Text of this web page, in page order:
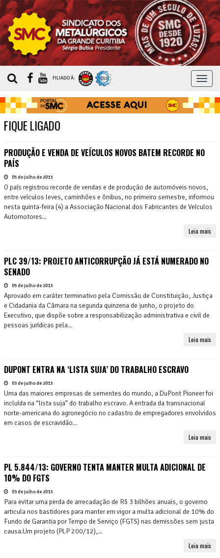
MENU
FILIADO À:
FIQUE LIGADO
PRODUÇÃO E VENDA DE VEÍCULOS NOVOS BATEM RECORDE NO
PAÍS
05 de julho de 2013
O país registrou recorde de vendas e de produção de automóveis novos,
entre veículos leves, caminhões e ônibus, no primeiro semestre, informou
nesta quinta-feira (4) a Associação Nacional dos Fabricantes de Veículos
Automotores...
Leia mais
PLC 39/13: PROJETO ANTICORRUPÇÃO JÁ ESTÁ NUMERADO NO
SENADO
05 de julho de 2013
Aprovado em caráter terminativo pela Comissão de Constituição, Justiça
e Cidadania da Câmara na segunda quinzena de junho, o projeto do
Executivo, que dispõe sobre a responsabilização administrativa e civil de
pessoas jurídicas pela...
Leia mais
DUPONT ENTRA NA ‘LISTA SUJA’ DO TRABALHO ESCRAVO
03 de julho de 2013
Uma das maiores empresas de sementes do mundo, a DuPont Pioneer foi
incluída na “lista suja” do trabalho escravo. A entrada da transnacional
norte-americana do agronegócio no cadastro de empregadores envolvidos
em casos de escravidão...
Leia mais
PL 5.844/13: GOVERNO TENTA MANTER MULTA ADICIONAL DE
10% DO FGTS
03 de julho de 2013
Para evitar uma perda de arrecadação de R$ 3 bilhões anuais, o governo
articula nos bastidores para manter em vigor a multa adicional de 10% do
Fundo de Garantia por Tempo de Serviço (FGTS) nas demissões sem justa
causa.Um projeto (PLP 200/12),...
Leia mais